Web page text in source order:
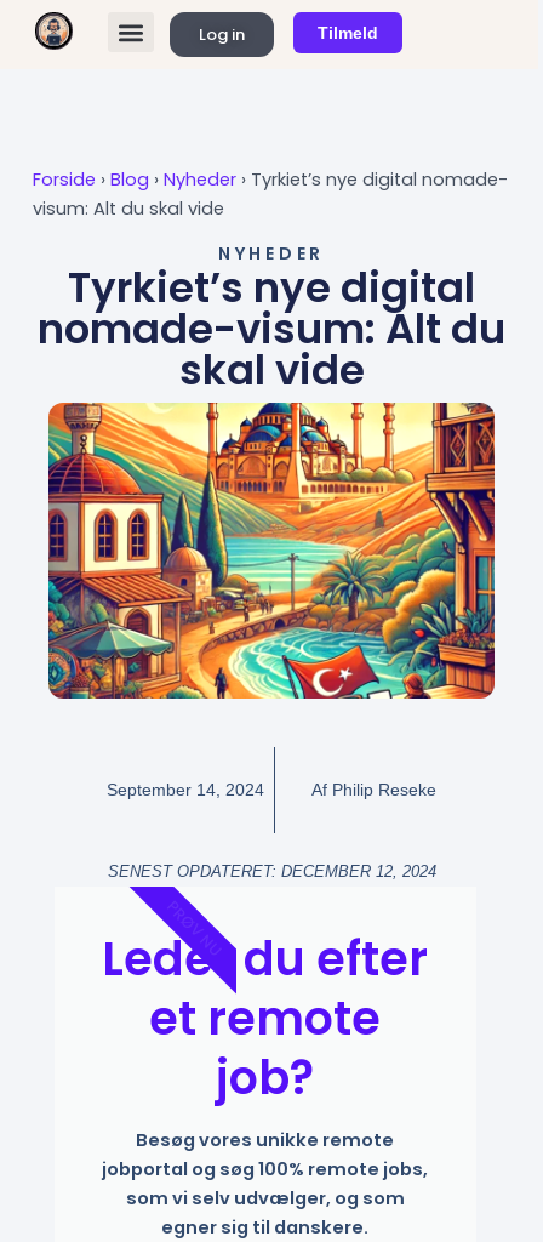
Log in Tilmeld
Forside › Blog › Nyheder ›Tyrkiet’s nye digital nomade-
visum: Alt du skal vide
NYHEDER
Tyrkiet’s nye digital
nomade-visum: Alt du
skal vide
September 14, 2024 Af Philip Reseke
SENEST OPDATERET: DECEMBER 12, 2024
Leder du efter
et remote
job?
Besøg vores unikke remote
jobportal og søg 100% remote jobs,
som vi selv udvælger, og som
egner sig til danskere.
PRØV NU